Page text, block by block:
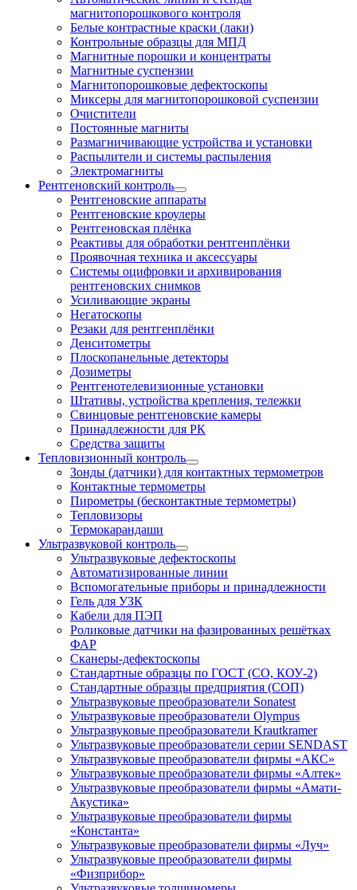
магнитопорошкового контроля
Белые контрастные краски (лаки)
Контрольные образцы для МПД
Магнитные порошки и концентраты
Магнитные суспензии
Магнитопорошковые дефектоскопы
Миксеры для магнитопорошковой суспензии
Очистители
Постоянные магниты
Размагничивающие устройства и установки
Распылители и системы распыления
Электромагниты
Рентгеновский контроль
Рентгеновские аппараты
Рентгеновские кроулеры
Рентгеновская плёнка
Реактивы для обработки рентгенплёнки
Проявочная техника и аксессуары
Системы оцифровки и архивирования
рентгеновских снимков
Усиливающие экраны
Негатоскопы
Резаки для рентгенплёнки
Денситометры
Плоскопанельные детекторы
Дозиметры
Рентгенотелевизионные установки
Штативы, устройства крепления, тележки
Свинцовые рентгеновские камеры
Принадлежности для РК
Средства защиты
Тепловизионный контроль
Зонды (датчики) для контактных термометров
Контактные термометры
Пирометры (бесконтактные термометры)
Тепловизоры
Термокарандаши
Ультразвуковой контроль
Ультразвуковые дефектоскопы
Автоматизированные линии
Вспомогательные приборы и принадлежности
Гель для УЗК
Кабели для ПЭП
Роликовые датчики на фазированных решётках
ФАР
Сканеры-дефектоскопы
Стандартные образцы по ГОСТ (СО, КОУ-2)
Стандартные образцы предприятия (СОП)
Ультразвуковые преобразователи Sonatest
Ультразвуковые преобразователи Olympus
Ультразвуковые преобразователи Krautkramer
Ультразвуковые преобразователи серии SENDAST
Ультразвуковые преобразователи фирмы «АКС»
Ультразвуковые преобразователи фирмы «Алтек»
Ультразвуковые преобразователи фирмы «Амати-
Акустика»
Ультразвуковые преобразователи фирмы
«Константа»
Ультразвуковые преобразователи фирмы «Луч»
Ультразвуковые преобразователи фирмы
«Физприбор»